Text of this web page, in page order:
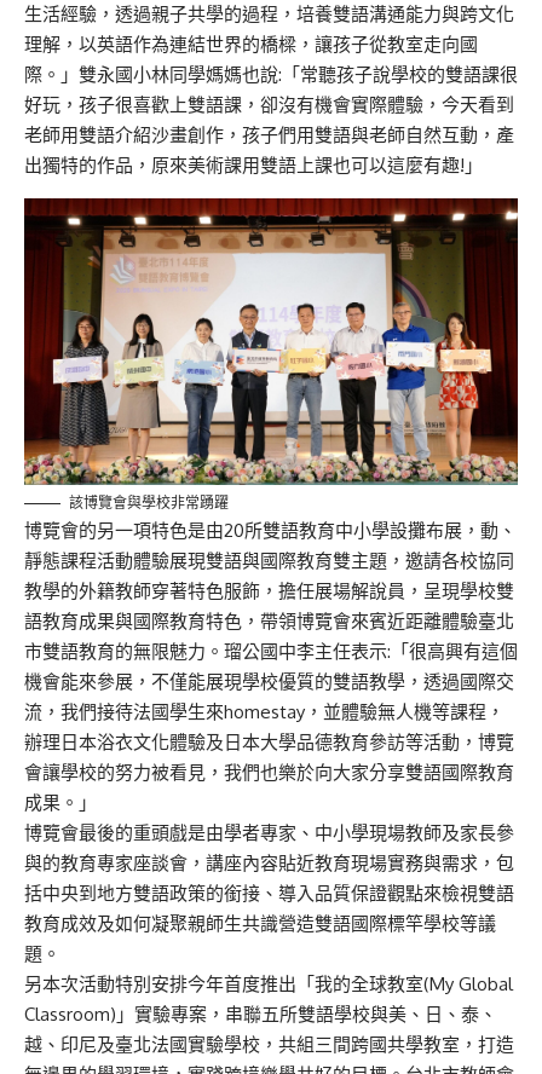
生活經驗，透過親子共學的過程，培養雙語溝通能力與跨文化
理解，以英語作為連結世界的橋樑，讓孩子從教室走向國
際。」雙永國小林同學媽媽也說:「常聽孩子說學校的雙語課很
好玩，孩子很喜歡上雙語課，卻沒有機會實際體驗，今天看到
老師用雙語介紹沙畫創作，孩子們用雙語與老師自然互動，產
出獨特的作品，原來美術課用雙語上課也可以這麼有趣!」
該博覽會與學校非常踴躍
博覽會的另一項特色是由20所雙語教育中小學設攤布展，動、
靜態課程活動體驗展現雙語與國際教育雙主題，邀請各校協同
教學的外籍教師穿著特色服飾，擔任展場解說員，呈現學校雙
語教育成果與國際教育特色，帶領博覽會來賓近距離體驗臺北
市雙語教育的無限魅力。瑠公國中李主任表示:「很高興有這個
機會能來參展，不僅能展現學校優質的雙語教學，透過國際交
流，我們接待法國學生來homestay，並體驗無人機等課程，
辦理日本浴衣文化體驗及日本大學品德教育參訪等活動，博覽
會讓學校的努力被看見，我們也樂於向大家分享雙語國際教育
成果。」
博覽會最後的重頭戲是由學者專家、中小學現場教師及家長參
與的教育專家座談會，講座內容貼近教育現場實務與需求，包
括中央到地方雙語政策的銜接、導入品質保證觀點來檢視雙語
教育成效及如何凝聚親師生共識營造雙語國際標竿學校等議
題。
另本次活動特別安排今年首度推出「我的全球教室(My Global
Classroom)」實驗專案，串聯五所雙語學校與美、日、泰、
越、印尼及臺北法國實驗學校，共組三間跨國共學教室，打造